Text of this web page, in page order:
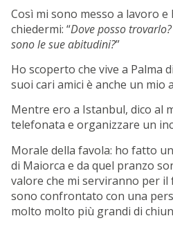
Così mi sono messo a lavoro e
chiedermi: “Dove posso
sono le sue abitudini?”
Ho scoperto che vive a Palma
suoi cari amici è anche un mio
Mentre ero a Istanbul, dico al
telefonata e organizzare un
Morale della favola: ho fatto
di Maiorca e da quel pranzo
valore che mi serviranno per
sono confrontato con una
molto molto più grandi di